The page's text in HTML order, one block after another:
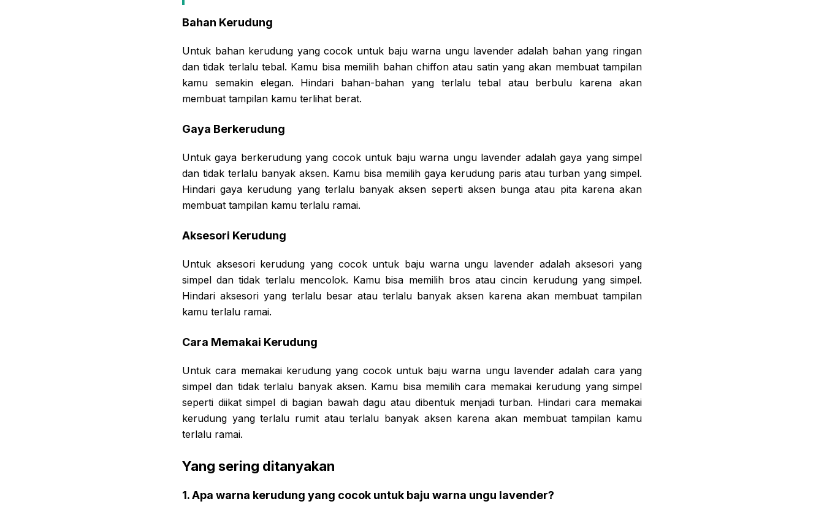
Bahan Kerudung
Untuk bahan kerudung yang cocok untuk baju warna ungu lavender adalah bahan yang ringan
dan tidak terlalu tebal. Kamu bisa memilih bahan chiffon atau satin yang akan membuat tampilan
kamu semakin elegan. Hindari bahan-bahan yang terlalu tebal atau berbulu karena akan
membuat tampilan kamu terlihat berat.
Gaya Berkerudung
Untuk gaya berkerudung yang cocok untuk baju warna ungu lavender adalah gaya yang simpel
dan tidak terlalu banyak aksen. Kamu bisa memilih gaya kerudung paris atau turban yang simpel.
Hindari gaya kerudung yang terlalu banyak aksen seperti aksen bunga atau pita karena akan
membuat tampilan kamu terlalu ramai.
Aksesori Kerudung
Untuk aksesori kerudung yang cocok untuk baju warna ungu lavender adalah aksesori yang
simpel dan tidak terlalu mencolok. Kamu bisa memilih bros atau cincin kerudung yang simpel.
Hindari aksesori yang terlalu besar atau terlalu banyak aksen karena akan membuat tampilan
kamu terlalu ramai.
Cara Memakai Kerudung
Untuk cara memakai kerudung yang cocok untuk baju warna ungu lavender adalah cara yang
simpel dan tidak terlalu banyak aksen. Kamu bisa memilih cara memakai kerudung yang simpel
seperti diikat simpel di bagian bawah dagu atau dibentuk menjadi turban. Hindari cara memakai
kerudung yang terlalu rumit atau terlalu banyak aksen karena akan membuat tampilan kamu
terlalu ramai.
Yang sering ditanyakan
1. Apa warna kerudung yang cocok untuk baju warna ungu lavender?